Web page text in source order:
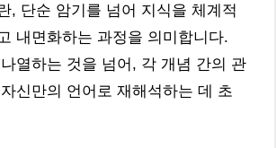
, 단순 암기를 넘어 지식을 체계적
내면화하는 과정을 의미합니다.
열하는 것을 넘어, 각 개념 간의 관
신만의 언어로 재해석하는 데 초